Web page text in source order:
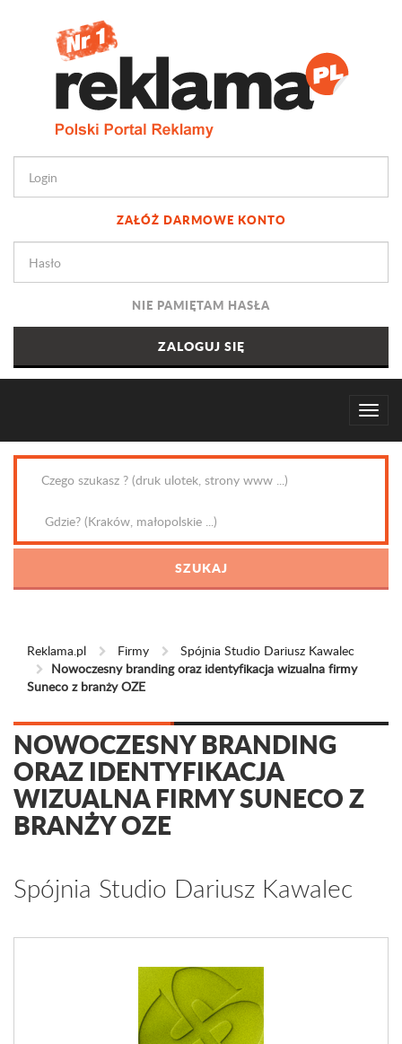
ZAŁÓŻ DARMOWE KONTO
NIE PAMIĘTAM HASŁA
Reklama.pl Firmy
Spójnia Studio Dariusz Kawalec
Nowoczesny branding oraz identyfikacja wizualna firmy
Suneco z branży OZE
NOWOCZESNY BRANDING
ORAZ IDENTYFIKACJA
WIZUALNA FIRMY SUNECO Z
BRANŻY OZE
Spójnia Studio Dariusz Kawalec